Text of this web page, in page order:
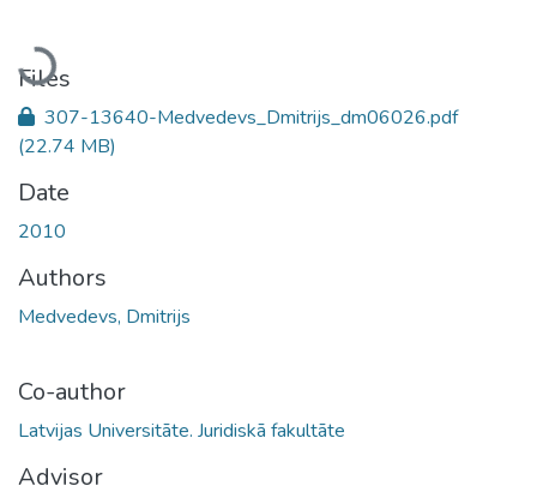
Loading...
Files
307-13640-Medvedevs_Dmitrijs_dm06026.pdf
(22.74 MB)
Date
2010
Authors
Medvedevs, Dmitrijs
Co-author
Latvijas Universitāte. Juridiskā fakultāte
Advisor